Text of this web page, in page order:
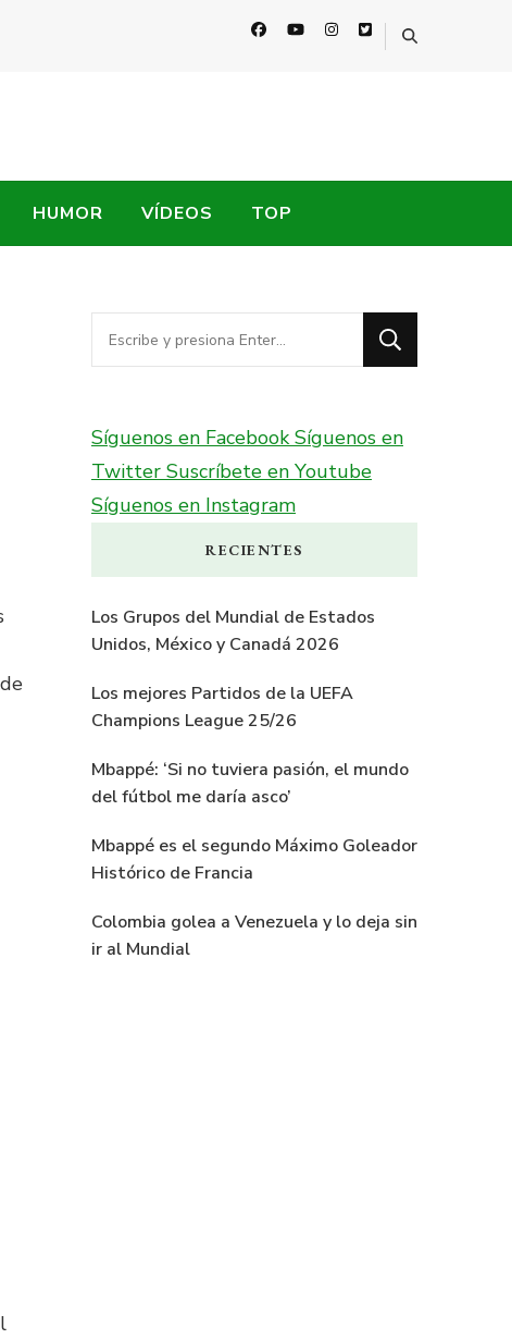
HUMOR VÍDEOS TOP
¿Buscas
algo?
Síguenos en FacebookSíguenos en
Twitter Suscríbete en Youtube
Síguenos en Instagram
RECIENTES
Los Grupos del Mundial de Estados
Unidos, México y Canadá 2026
Los mejores Partidos de la UEFA
Champions League 25/26
Mbappé: ‘Si no tuviera pasión, el mundo
del fútbol me daría asco’
Mbappé es el segundo Máximo Goleador
Histórico de Francia
Colombia golea a Venezuela y lo deja sin
ir al Mundial